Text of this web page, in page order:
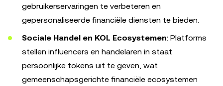
gebruikerservaringen te verbeteren en
gepersonaliseerde financiële diensten te bieden.
Sociale Handel en KOL Ecosystemen: Platforms
stellen influencers en handelaren in staat
persoonlijke tokens uit te geven, wat
gemeenschapsgerichte financiële ecosystemen